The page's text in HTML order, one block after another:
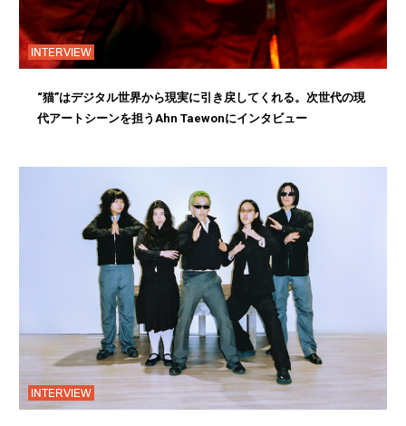
INTERVIEW
“猫”はデジタル世界から現実に引き戻してくれる。次世代の現
代アートシーンを担うAhn Taewonにインタビュー
INTERVIEW